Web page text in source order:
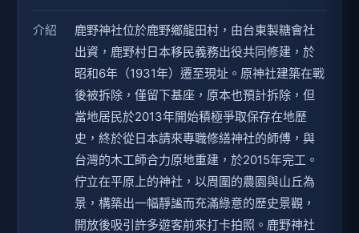
介紹
鹿野神社位於鹿野鄉龍田村，由台東製糖會社
出資，鹿野村日本移民義務出役共同修建，於
昭和6年（1931年）遷至現址。原神社建築在戰
後被拆除，僅留下基座，原本也預計拆除，但
當地居民於2013年開始積極爭取保存在地歷
史，終於從日本請來專職修繕神社的師傅，與
台灣的木工師合力原地重建，於2015年完工。
佇立在平原上的神社，以周圍的農園與山丘為
景，構築出一幅靜謐而充滿綠意的歷史景觀，
開放後吸引許多遊客前來打卡拍照。鹿野神社